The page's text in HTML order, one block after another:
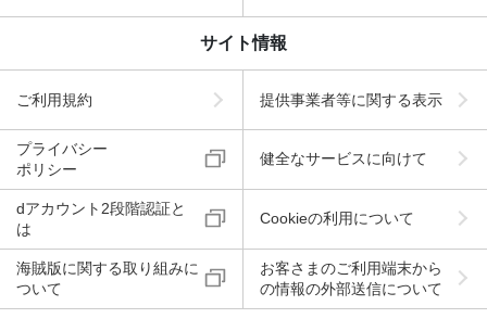
サイト情報
ご利用規約 提供事業者等に関する表示
プライバシー
ポリシー
健全なサービスに向けて
dアカウント2段階認証と
は
Cookieの利用について
海賊版に関する取り組みに
ついて
お客さまのご利用端末から
の情報の外部送信について